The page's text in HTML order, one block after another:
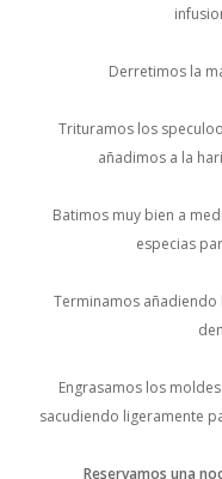
Derretimos la
Trituramos los
añadimos a la
Batimos muy bien a
especias
Terminamos
Engrasamos los
sacudiendo ligeramente
Reservamos una